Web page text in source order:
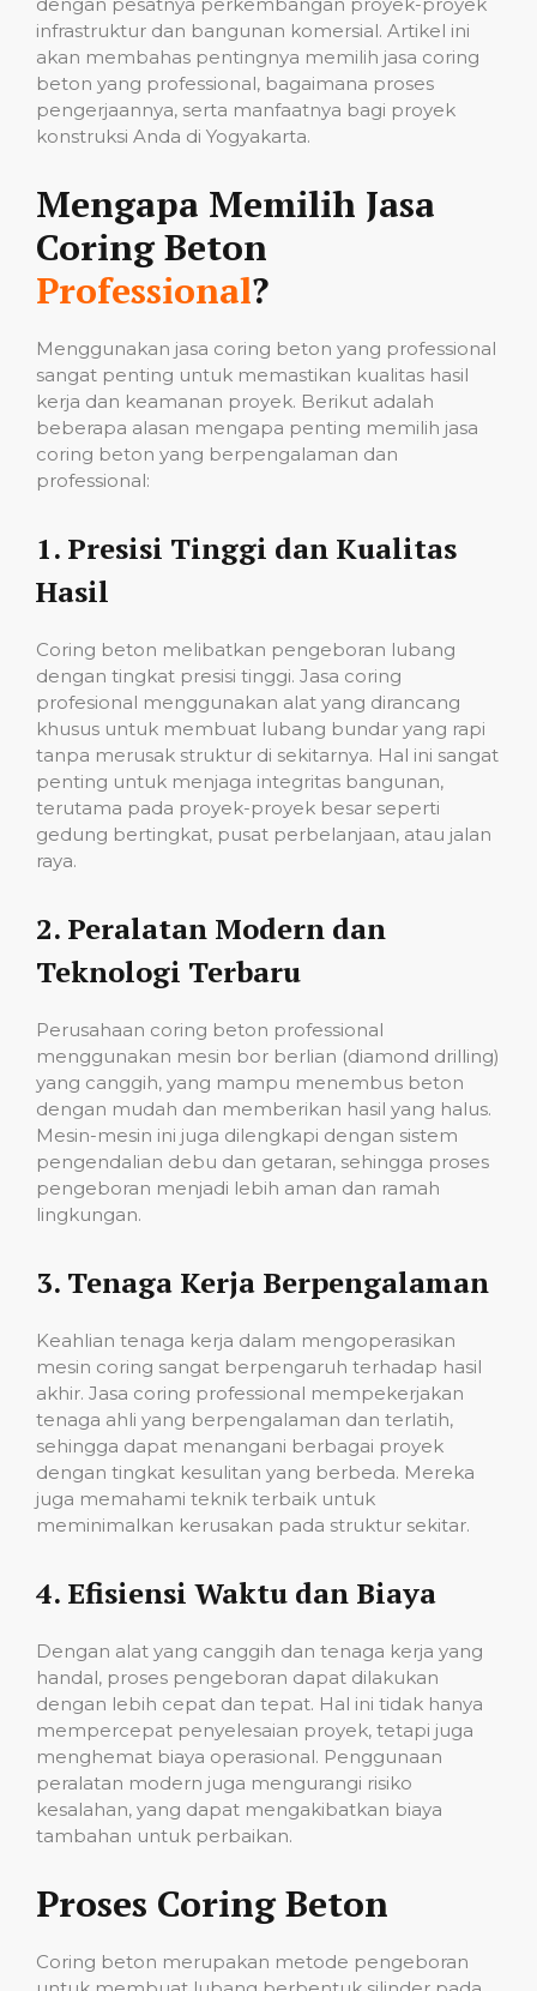
infrastruktur dan bangunan komersial. Artikel ini
akan membahas pentingnya memilih jasa coring
beton yang professional, bagaimana proses
pengerjaannya, serta manfaatnya bagi proyek
konstruksi Anda di Yogyakarta.
Mengapa Memilih Jasa
Coring Beton
Professional?
Menggunakan jasa coring beton yang professional
sangat penting untuk memastikan kualitas hasil
kerja dan keamanan proyek. Berikut adalah
beberapa alasan mengapa penting memilih jasa
coring beton yang berpengalaman dan
professional:
1. Presisi Tinggi dan Kualitas
Hasil
Coring beton melibatkan pengeboran lubang
dengan tingkat presisi tinggi. Jasa coring
profesional menggunakan alat yang dirancang
khusus untuk membuat lubang bundar yang rapi
tanpa merusak struktur di sekitarnya. Hal ini sangat
penting untuk menjaga integritas bangunan,
terutama pada proyek-proyek besar seperti
gedung bertingkat, pusat perbelanjaan, atau jalan
raya.
2. Peralatan Modern dan
Teknologi Terbaru
Perusahaan coring beton professional
menggunakan mesin bor berlian (diamond drilling)
yang canggih, yang mampu menembus beton
dengan mudah dan memberikan hasil yang halus.
Mesin-mesin ini juga dilengkapi dengan sistem
pengendalian debu dan getaran, sehingga proses
pengeboran menjadi lebih aman dan ramah
lingkungan.
3. Tenaga Kerja Berpengalaman
Keahlian tenaga kerja dalam mengoperasikan
mesin coring sangat berpengaruh terhadap hasil
akhir. Jasa coring professional mempekerjakan
tenaga ahli yang berpengalaman dan terlatih,
sehingga dapat menangani berbagai proyek
dengan tingkat kesulitan yang berbeda. Mereka
juga memahami teknik terbaik untuk
meminimalkan kerusakan pada struktur sekitar.
4. Efisiensi Waktu dan Biaya
Dengan alat yang canggih dan tenaga kerja yang
handal, proses pengeboran dapat dilakukan
dengan lebih cepat dan tepat. Hal ini tidak hanya
mempercepat penyelesaian proyek, tetapi juga
menghemat biaya operasional. Penggunaan
peralatan modern juga mengurangi risiko
kesalahan, yang dapat mengakibatkan biaya
tambahan untuk perbaikan.
Proses Coring Beton
Coring beton merupakan metode pengeboran